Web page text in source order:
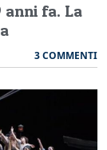
anni fa. La
3 COMMENTI